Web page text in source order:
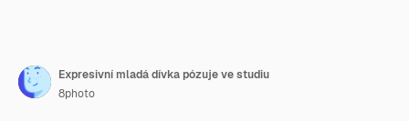
Expresivní mladá dívka pózuje ve studiu
8photo